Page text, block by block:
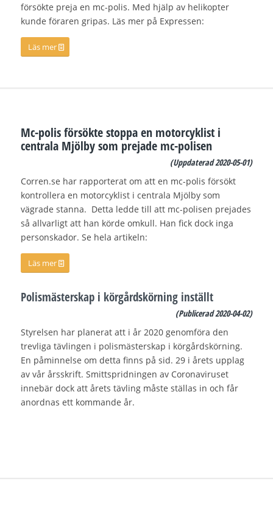
försökte preja en mc-polis. Med hjälp av helikopter
kunde föraren gripas. Läs mer på Expressen:
Läs mer
Mc-polis försökte stoppa en motorcyklist i
centrala Mjölby som prejade mc-polisen
(Uppdaterad 2020-05-01)
Corren.se har rapporterat om att en mc-polis försökt
kontrollera en motorcyklist i centrala Mjölby som
vägrade stanna. Detta ledde till att mc-polisen prejades
så allvarligt att han körde omkull. Han fick dock inga
personskador. Se hela artikeln:
Läs mer
Polismästerskap i körgårdskörning inställt
(Publicerad 2020-04-02)
Styrelsen har planerat att i år 2020 genomföra den
trevliga tävlingen i polismästerskap i körgårdskörning.
En påminnelse om detta finns på sid. 29 i årets upplag
av vår årsskrift. Smittspridningen av Coronaviruset
innebär dock att årets tävling måste ställas in och får
anordnas ett kommande år.